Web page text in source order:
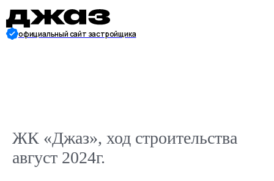
официальный сайт застройщика
ЖК «Джаз», ход строительства
август 2024г.